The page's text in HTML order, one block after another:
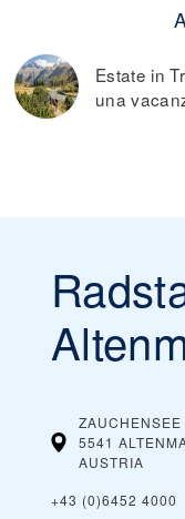
Estate in
una
ZAUCHENSEE
5541
AUSTRIA
+43 (0)6452 4000